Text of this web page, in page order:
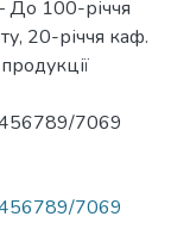
До 100-річчя
20-річчя каф.
7069
7069